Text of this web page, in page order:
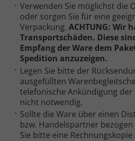
Verwenden Sie möglichst die
oder sorgen Sie für eine
Verpackung. ACHTUNG: Wir
Transportschäden. Diese
Empfang der Ware dem
Spedition anzuzeigen.
Legen Sie bitte der
ausgefüllten
telefonische Ankündigung der
nicht notwendig.
Sollte die Ware über einen
bzw. Handelspartner
Sie bitte eine Rechnungskopie